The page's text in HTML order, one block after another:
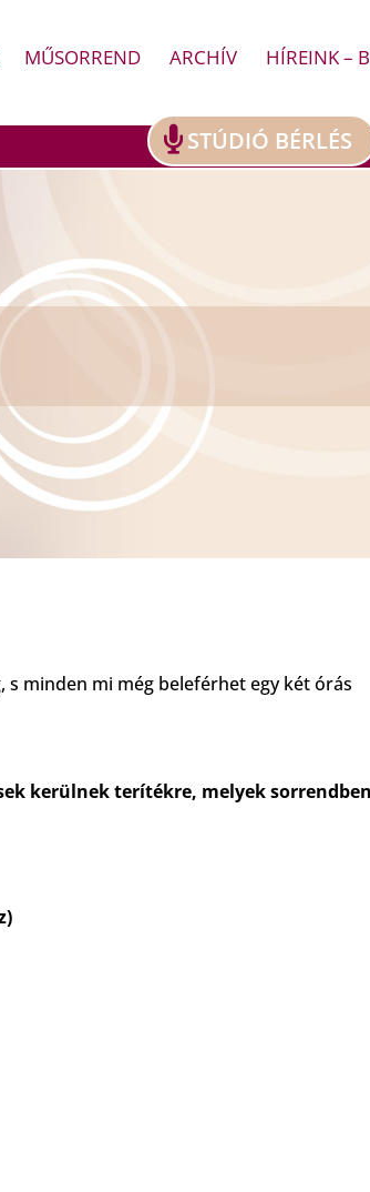
MŰSORREND ARCHÍV HÍREINK –
STÚDIÓ BÉRLÉS
s minden mi még beleférhet egy két órás
kerülnek terítékre, melyek